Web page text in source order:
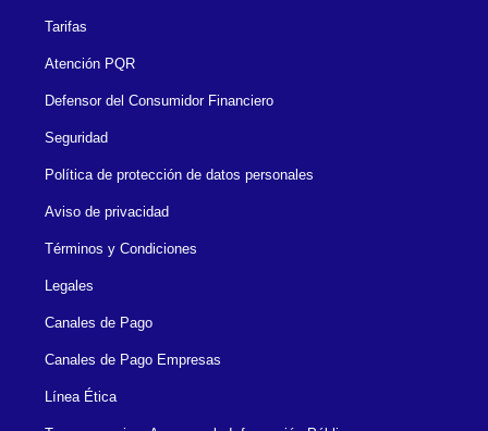
Tarifas
Atención PQR
Defensor del Consumidor Financiero
Seguridad
Política de protección de datos personales
Aviso de privacidad
Términos y Condiciones
Legales
Canales de Pago
Canales de Pago Empresas
Línea Ética